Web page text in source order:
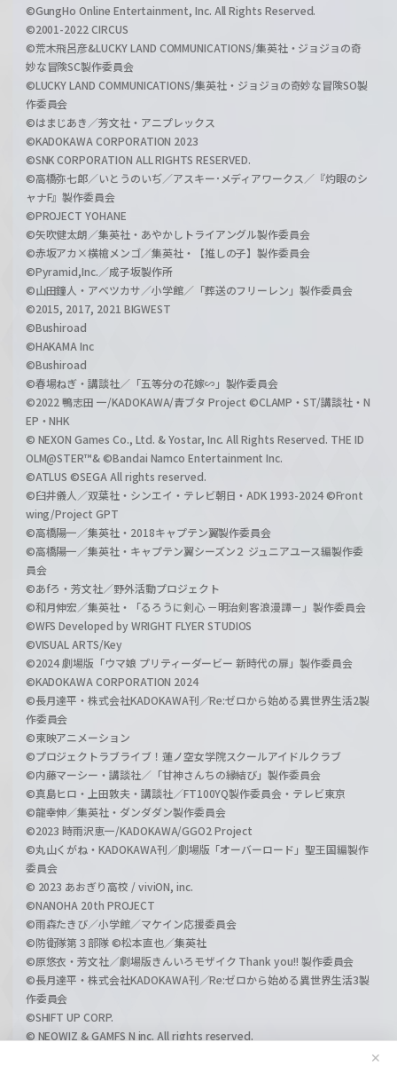
✕
©GungHo Online Entertainment, Inc. All Rights Reserved.
©2001-2022 CIRCUS
©荒木飛呂彦&LUCKY LAND COMMUNICATIONS/集英社・ジョジョの奇
妙な冒険SC製作委員会
©LUCKY LAND COMMUNICATIONS/集英社・ジョジョの奇妙な冒険SO製
作委員会
©はまじあき／芳文社・アニプレックス
©KADOKAWA CORPORATION 2023
©SNK CORPORATION ALL RIGHTS RESERVED.
©高橋弥七郎／いとうのいぢ／アスキー･メディアワークス／『灼眼のシ
ャナF』製作委員会
©PROJECT YOHANE
©矢吹健太朗／集英社・あやかしトライアングル製作委員会
©赤坂アカ×横槍メンゴ／集英社・【推しの子】製作委員会
©Pyramid,Inc.／成子坂製作所
©山田鐘人・アベツカサ／小学館／「葬送のフリーレン」製作委員会
©2015, 2017, 2021 BIGWEST
©Bushiroad
©HAKAMA Inc
©Bushiroad
©春場ねぎ・講談社／「五等分の花嫁∽」製作委員会
©2022 鴨志田 一/KADOKAWA/青ブタ Project ©CLAMP・ST/講談社・N
EP・NHK
© NEXON Games Co., Ltd. & Yostar, Inc. All Rights Reserved. THE ID
OLM@STER™& ©Bandai Namco Entertainment Inc.
©ATLUS ©SEGA All rights reserved.
©臼井儀人／双葉社・シンエイ・テレビ朝日・ADK 1993-2024 ©Front
wing/Project GPT
©高橋陽一／集英社・2018キャプテン翼製作委員会
©高橋陽一／集英社・キャプテン翼シーズン２ ジュニアユース編製作委
員会
©あfろ・芳文社／野外活動プロジェクト
©和月伸宏／集英社・「るろうに剣心 －明治剣客浪漫譚－」製作委員会
©WFS Developed by WRIGHT FLYER STUDIOS
©VISUAL ARTS/Key
©2024 劇場版「ウマ娘 プリティーダービー 新時代の扉」製作委員会
©KADOKAWA CORPORATION 2024
©長月達平・株式会社KADOKAWA刊／Re:ゼロから始める異世界生活2製
作委員会
©東映アニメーション
©プロジェクトラブライブ！蓮ノ空女学院スクールアイドルクラブ
©内藤マーシー・講談社／「甘神さんちの縁結び」製作委員会
©真島ヒロ・上田敦夫・講談社／FT100YQ製作委員会・テレビ東京
©龍幸伸／集英社・ダンダダン製作委員会
©2023 時雨沢恵一/KADOKAWA/GGO2 Project
©丸山くがね・KADOKAWA刊／劇場版「オーバーロード」聖王国編製作
委員会
© 2023 あおぎり高校 / viviON, inc.
©NANOHA 20th PROJECT
©雨森たきび／小学館／マケイン応援委員会
©防衛隊第３部隊 ©松本直也／集英社
©原悠衣・芳文社／劇場版きんいろモザイク Thank you!! 製作委員会
©長月達平・株式会社KADOKAWA刊／Re:ゼロから始める異世界生活3製
作委員会
©SHIFT UP CORP.
© NEOWIZ & GAMFS N inc. All rights reserved.